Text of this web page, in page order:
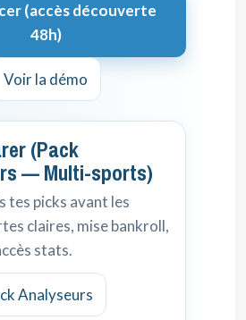
(accès découverte
48h)
Voir la démo
(Pack
— Multi-sports)
tes picks avant les
claires, mise bankroll,
stats.
Analyseurs